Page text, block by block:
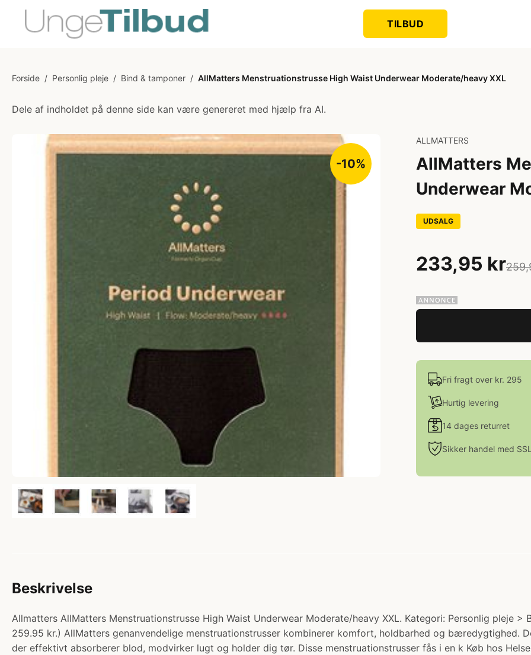
TILBUD
Forside / Personlig pleje / Bind & tamponer / AllMatters Menstruationstrusse High Waist Underwear Moderate/heavy XXL
Dele af indholdet på denne side kan være genereret med hjælp fra AI.
-10%
ALLMATTERS
AllMatters
Underwear
UDSALG
233,95 kr
Fri fragt over kr. 295
Hurtig levering
14 dages returret
Sikker handel med SSL
Beskrivelse
Allmatters AllMatters Menstruationstrusse High Waist Underwear Moderate/heavy XXL. Kategori: Personlig pleje >
259.95 kr.) AllMatters genanvendelige menstruationstrusser kombinerer komfort, holdbarhed og bæredygtighed.
der effektivt absorberer blod, modvirker lugt og holder dig tør. Disse menstruationstrusser fås i en k Køb hos